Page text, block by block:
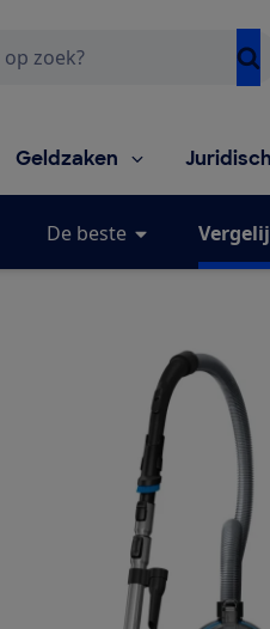
Geldzaken
De beste